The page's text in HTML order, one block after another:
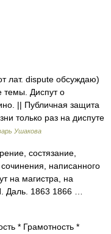
лат. dispute обсуждаю)
темы. Диспут о
|| Публичная защита
только раз на диспуте
Ушакова
состязание,
написанного
на магистра, на
Даль. 1863 1866 …
* Грамотность *